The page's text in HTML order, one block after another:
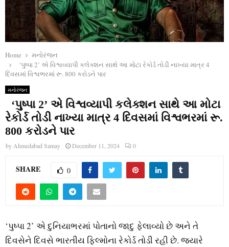
Home
મનોરંજન
‘પુષ્પા 2’ એ વિશ્વવ્યાપી કલેક્શન સાથે આ મોટા રેકોર્ડ તોડી નાખ્યા માત્ર 4
દિવસમાં વિશ્વભરમાં રૂ. 800 કરોડને પાર
મનોરંજન
‘પુષ્પા 2’ એ વિશ્વવ્યાપી કલેક્શન સાથે આ મોટા
રેકોર્ડ તોડી નાખ્યા માત્ર 4 દિવસમાં વિશ્વભરમાં રૂ.
800 કરોડને પાર
by Ahmedabad Samay December 11, 2024 0
SHARE 0
‘પુષ્પા 2’ એ દુનિયાભરમાં પોતાનો જાદુ ફેલાવ્યો છે અને તે
દિવસેને દિવસે ભારતીય ફિલ્મોના રેકોર્ડ તોડી રહી છે. જ્યારે